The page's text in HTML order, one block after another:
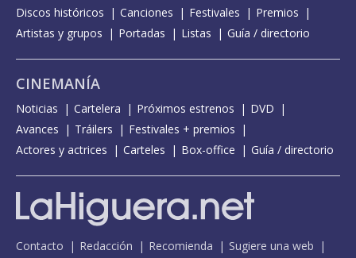
Discos históricos
Canciones Festivales
Premios
Artistas y grupos
Portadas Listas Guía / directorio
CINEMANÍA
Noticias Cartelera Próximos estrenos
DVD
Avances
Tráilers
Festivales + premios
Actores y actrices
Carteles Box-office Guía / directorio
Contacto Redacción Recomienda
Sugiere una web